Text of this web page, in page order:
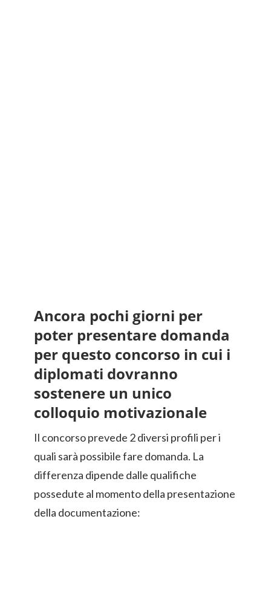
Ancora pochi giorni per
poter presentare domanda
per questo concorso in cui i
diplomati dovranno
sostenere un unico
colloquio motivazionale
Il concorso prevede 2 diversi profili per i
quali sarà possibile fare domanda. La
differenza dipende dalle qualifiche
possedute al momento della presentazione
della documentazione: